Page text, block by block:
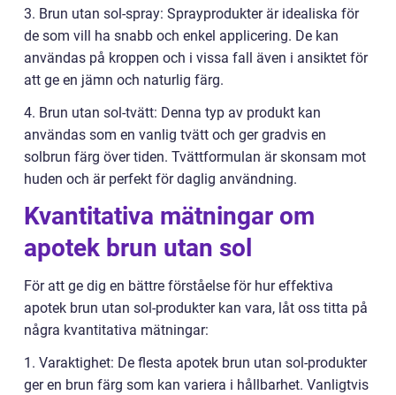
3. Brun utan sol-spray: Sprayprodukter är idealiska för
de som vill ha snabb och enkel applicering. De kan
användas på kroppen och i vissa fall även i ansiktet för
att ge en jämn och naturlig färg.
4. Brun utan sol-tvätt: Denna typ av produkt kan
användas som en vanlig tvätt och ger gradvis en
solbrun färg över tiden. Tvättformulan är skonsam mot
huden och är perfekt för daglig användning.
Kvantitativa mätningar om
apotek brun utan sol
För att ge dig en bättre förståelse för hur effektiva
apotek brun utan sol-produkter kan vara, låt oss titta på
några kvantitativa mätningar:
1. Varaktighet: De flesta apotek brun utan sol-produkter
ger en brun färg som kan variera i hållbarhet. Vanligtvis